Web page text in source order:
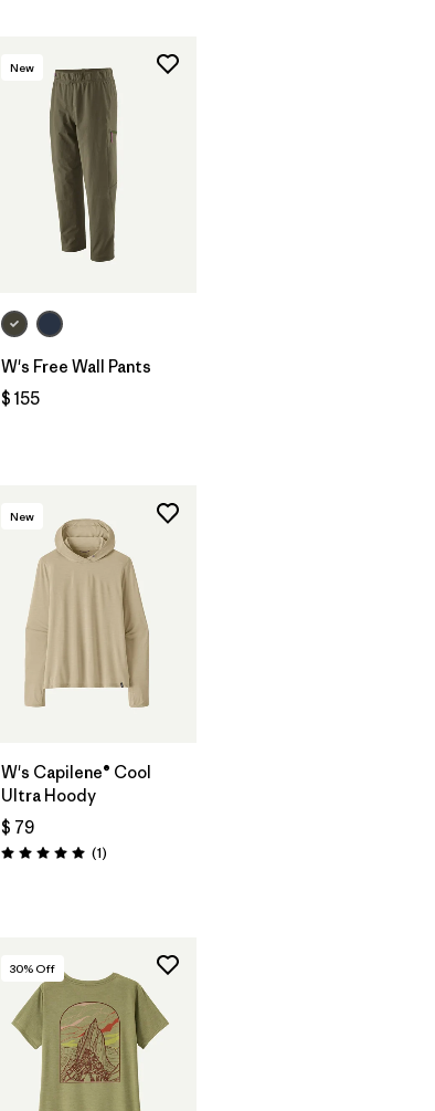
New
W's Free Wall Pants
$ 155
New
W's Capilene® Cool
Ultra Hoody
$ 79
Valoración: 5.0 / 5
(1Comentarios
)
30% Off